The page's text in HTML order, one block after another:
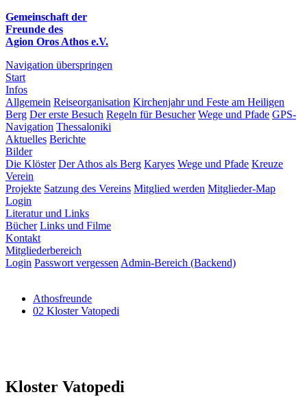
Gemeinschaft der
Freunde des
Agion Oros Athos e.V.
Navigation überspringen
Start
Infos
Allgemein Reiseorganisation Kirchenjahr und Feste am Heiligen
Berg Der erste Besuch Regeln für Besucher Wege und Pfade GPS-
Navigation Thessaloniki
Aktuelles Berichte
Bilder
Die Klöster Der Athos als Berg Karyes Wege und Pfade Kreuze
Verein
Projekte Satzung des Vereins Mitglied werden Mitglieder-Map
Login
Literatur und Links
Bücher Links und Filme
Kontakt
Mitgliederbereich
Login Passwort vergessen Admin-Bereich (Backend)
Athosfreunde
02 Kloster Vatopedi
Kloster Vatopedi